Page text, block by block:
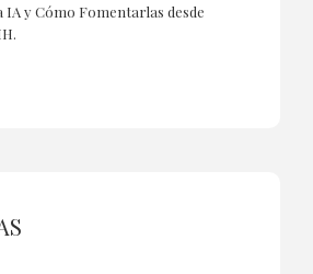
IA y Cómo Fomentarlas desde